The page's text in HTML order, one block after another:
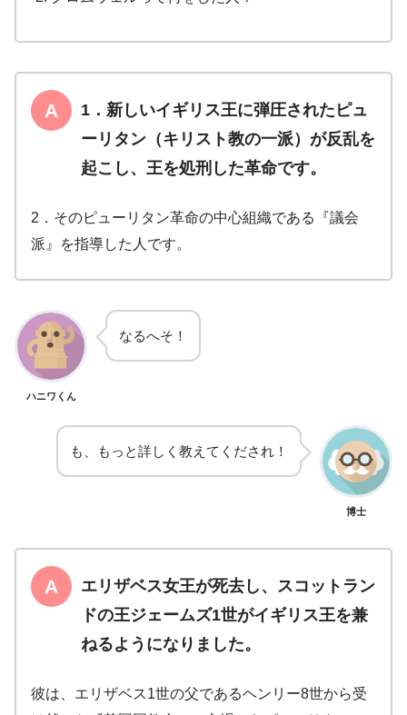
1．新しいイギリス王に弾圧されたピュ
ーリタン（キリスト教の一派）が反乱を
起こし、王を処刑した革命です。
2．そのピューリタン革命の中心組織である『議会
派』を指導した人です。
ハニワくん
なるへそ！
も、もっと詳しく教えてくだされ！
博士
エリザベス女王が死去し、スコットラン
ドの王ジェームズ1世がイギリス王を兼
ねるようになりました。
彼は、エリザベス1世の父であるヘンリー8世から受